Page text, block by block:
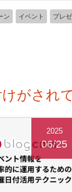
ン イベント プレ
がされ
2025
06/25